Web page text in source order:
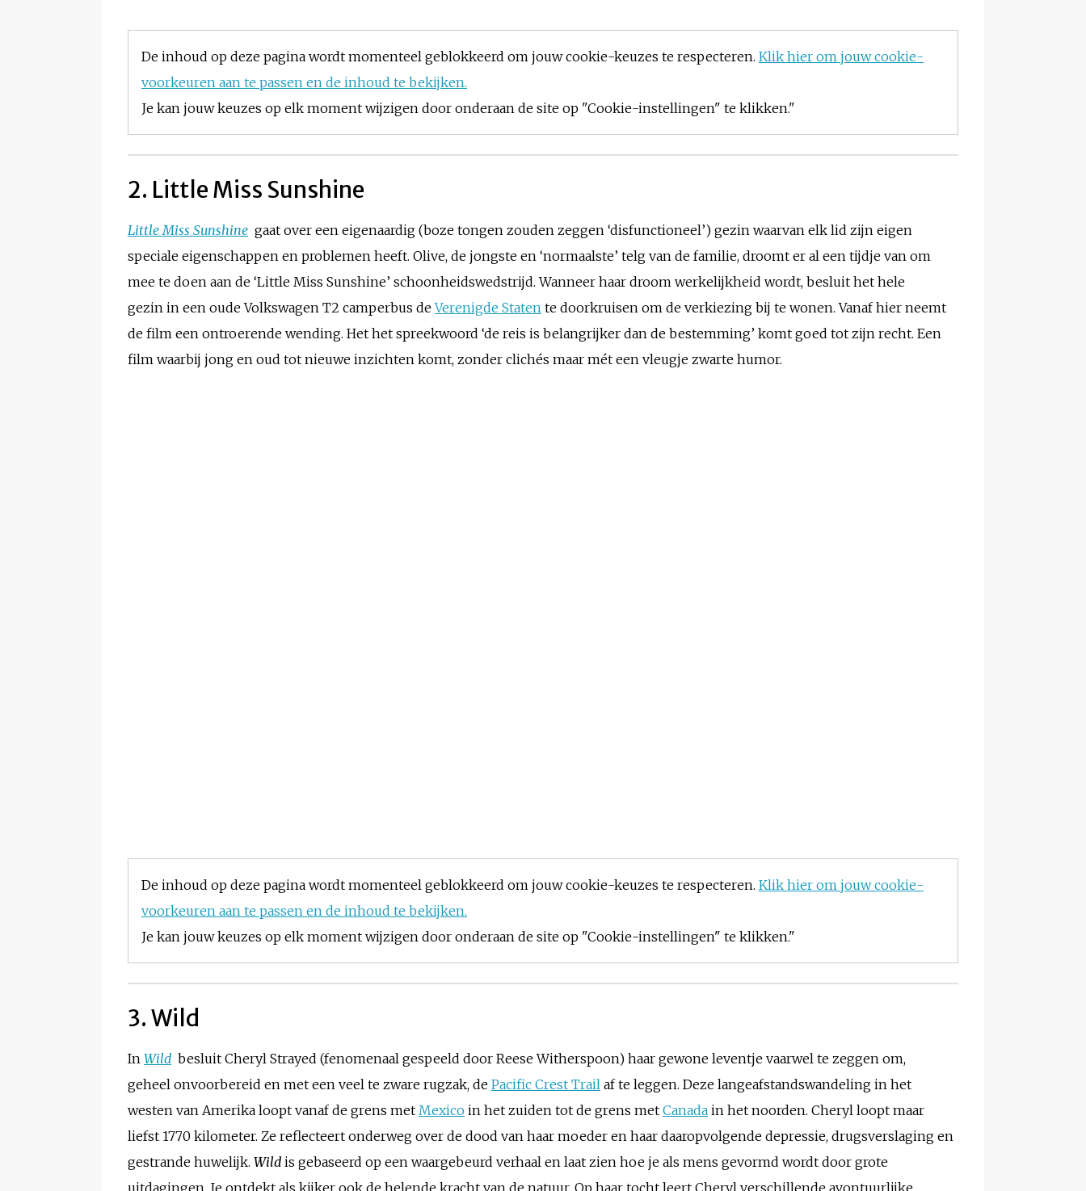
De inhoud op deze pagina wordt momenteel geblokkeerd om jouw cookie-keuzes te respecteren. Klik hier om jouw cookie-
voorkeuren aan te passen en de inhoud te bekijken.
Je kan jouw keuzes op elk moment wijzigen door onderaan de site op "Cookie-instellingen" te klikken."
2. Little Miss Sunshine
Little Miss Sunshine gaat over een eigenaardig (boze tongen zouden zeggen ‘disfunctioneel’) gezin waarvan elk lid zijn eigen
speciale eigenschappen en problemen heeft. Olive, de jongste en ‘normaalste’ telg van de familie, droomt er al een tijdje van om
mee te doen aan de ‘Little Miss Sunshine’ schoonheidswedstrijd. Wanneer haar droom werkelijkheid wordt, besluit het hele
gezin in een oude Volkswagen T2 camperbus deVerenigde Staten te doorkruisen om de verkiezing bij te wonen. Vanaf hier neemt
de film een ontroerende wending. Het het spreekwoord ‘de reis is belangrijker dan de bestemming’ komt goed tot zijn recht. Een
film waarbij jong en oud tot nieuwe inzichten komt, zonder clichés maar mét een vleugje zwarte humor.
De inhoud op deze pagina wordt momenteel geblokkeerd om jouw cookie-keuzes te respecteren. Klik hier om jouw cookie-
voorkeuren aan te passen en de inhoud te bekijken.
Je kan jouw keuzes op elk moment wijzigen door onderaan de site op "Cookie-instellingen" te klikken."
3. Wild
In Wild besluit Cheryl Strayed (fenomenaal gespeeld door Reese Witherspoon) haar gewone leventje vaarwel te zeggen om,
geheel onvoorbereid en met een veel te zware rugzak, de Pacific Crest Trail af te leggen. Deze langeafstandswandeling in het
westen van Amerika loopt vanaf de grens met Mexico in het zuiden tot de grens met Canada in het noorden. Cheryl loopt maar
liefst 1770 kilometer. Ze reflecteert onderweg over de dood van haar moeder en haar daaropvolgende depressie, drugsverslaging en
gestrande huwelijk. Wild is gebaseerd op een waargebeurd verhaal en laat zien hoe je als mens gevormd wordt door grote